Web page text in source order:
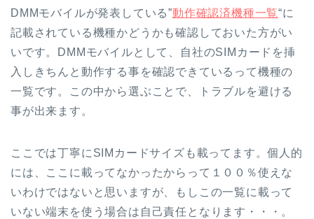
DMMモバイルが発表している”動作確認済機種一覧“に
記載されている機種かどうかも確認しておいた方がい
いです。DMMモバイルとして、自社のSIMカードを挿
入しきちんと動作する事を確認できているって機種の
一覧です。この中から選ぶことで、トラブルを避ける
事が出来ます。
ここでは丁寧にSIMカードサイズも載ってます。個人的
には、ここに載ってなかったからって１００％使えな
いわけではないと思いますが、もしこの一覧に載って
いない端末を使う場合は自己責任となります・・・。